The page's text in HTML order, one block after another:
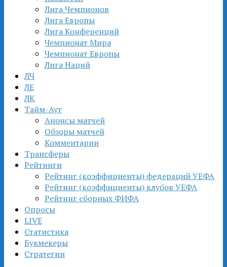
Лига Чемпионов
Лига Европы
Лига Конференций
Чемпионат Мира
Чемпионат Европы
Лига Наций
ЛЧ
ЛЕ
ЛК
Тайм-Аут
Анонсы матчей
Обзоры матчей
Комментарии
Трансферы
Рейтинги
Рейтинг (коэффициенты) федераций УЕФА
Рейтинг (коэффициенты) клубов УЕФА
Рейтинг сборных ФИФА
Опросы
LIVE
Статистика
Букмекеры
Стратегии